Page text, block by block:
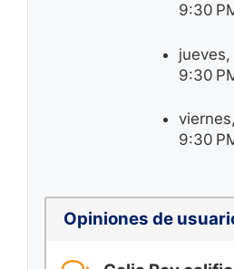
9:30
jueves,
9:30
9:30
Opiniones de